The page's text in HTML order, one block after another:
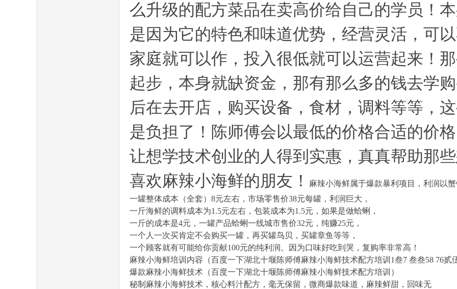
么升级的配方菜品在卖高价给自己的学员！
是因为它的特色和味道优势，经营灵活，可
家庭就可以作，投入很低就可以运营起来！
起步，本身就缺资金，那有那么多的钱去学
后在去开店，购买设备，食材，调料等等，
是负担了！陈师傅会以最低的价格合适的价
让想学技术创业的人得到实惠，真真帮助那
喜欢麻辣小海鲜的朋友！
麻辣小海鲜属于爆款暴利项目，利润以
一罐整体成本（全套）8元左右，市场零售价38元每罐，利润巨大，
一斤海鲜的调料成本为1.5元左右，包装成本为1.5元，如果是做蛤蜊，
一斤的成本是4元，一罐产品蛤蜊一线城市售价32元，纯赚25元，
一个人一次买肯定不会购买一罐，再买罐鸟贝，买罐章鱼等等，
一个顾客就有可能给你贡献100元的纯利润。因为口味好吃到哭，复购率非常高！
麻辣小海鲜培训内容（百度一下湖北十堰陈师傅麻辣小海鲜技术配方培训1叁7 叁叁58 76贰
爆款麻辣小海鲜技术（百度一下湖北十堰陈师傅麻辣小海鲜技术配方培训）
秘制麻辣小海鲜技术，核心料汁配方，毫无保留，微商爆款味道，麻辣鲜甜，回味无